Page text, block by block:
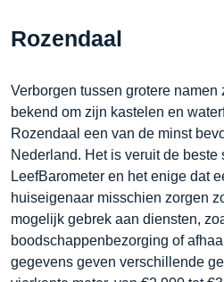
Rozendaal
Verborgen tussen grotere namen
bekend om zijn kastelen en
Rozendaal een van de minst
Nederland. Het is veruit de
LeefBarometer en het enige dat
huiseigenaar misschien zorgen
mogelijk gebrek aan diensten,
boodschappenbezorging of
gegevens geven verschillende